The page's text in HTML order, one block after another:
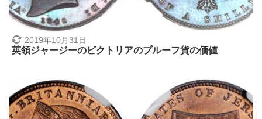
2019年10月31日
英領ジャージーのビクトリアのプルーフ貨の価値